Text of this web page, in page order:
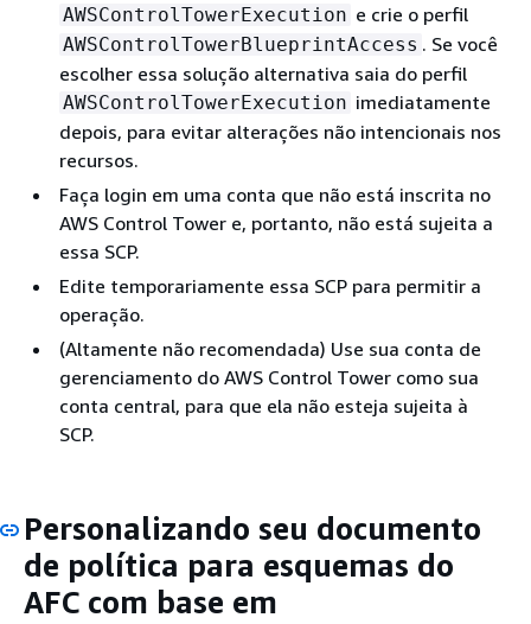
AWSControlTowerExecution e crie o perfil
AWSControlTowerBlueprintAccess . Se você
escolher essa solução alternativa saia do perfil
AWSControlTowerExecution imediatamente
depois, para evitar alterações não intencionais nos
recursos.
Faça login em uma conta que não está inscrita no
AWS Control Tower e, portanto, não está sujeita a
essa SCP.
Edite temporariamente essa SCP para permitir a
operação.
(Altamente não recomendada) Use sua conta de
gerenciamento do AWS Control Tower como sua
conta central, para que ela não esteja sujeita à
SCP.
Personalizando seu documento
de política para esquemas do
AFC com base em